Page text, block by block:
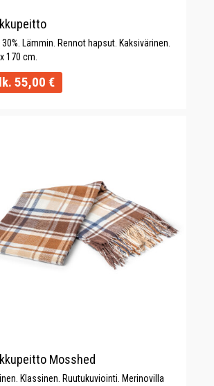
Lämmin. Rennot hapsut. Kaksivärinen.
170 cm.
55,00 €
Mosshed
Klassinen. Ruutukuviointi. Merinovilla